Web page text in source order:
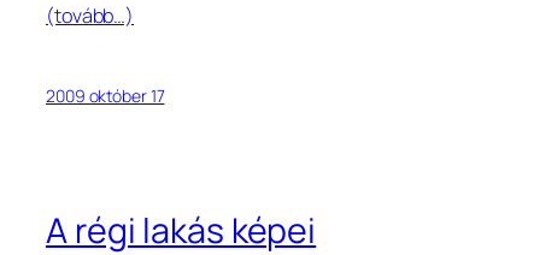
(tovább…)
2009 október 17
A régi lakás képei